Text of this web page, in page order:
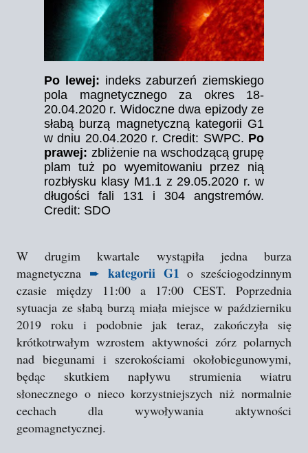
Po lewej: indeks zaburzeń ziemskiego
pola magnetycznego za okres 18-
20.04.2020 r. Widoczne dwa epizody ze
słabą burzą magnetyczną kategorii G1
w dniu 20.04.2020 r. Credit: SWPC. Po
prawej: zbliżenie na wschodzącą grupę
plam tuż po wyemitowaniu przez nią
rozbłysku klasy M1.1 z 29.05.2020 r. w
długości fali 131 i 304 angstremów.
Credit: SDO
W drugim kwartale wystąpiła jedna burza
magnetyczna ➨ kategorii G1 o sześciogodzinnym
czasie między 11:00 a 17:00 CEST. Poprzednia
sytuacja ze słabą burzą miała miejsce w październiku
2019 roku i podobnie jak teraz, zakończyła się
krótkotrwałym wzrostem aktywności zórz polarnych
nad biegunami i szerokościami okołobiegunowymi,
będąc skutkiem napływu strumienia wiatru
słonecznego o nieco korzystniejszych niż normalnie
cechach dla wywoływania aktywności
geomagnetycznej.